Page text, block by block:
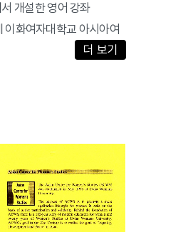
개설한 영어 강좌
화여자대학교 아시아여
더 보기